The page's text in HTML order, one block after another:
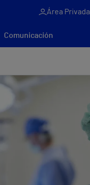
Área Privada
Comunicación